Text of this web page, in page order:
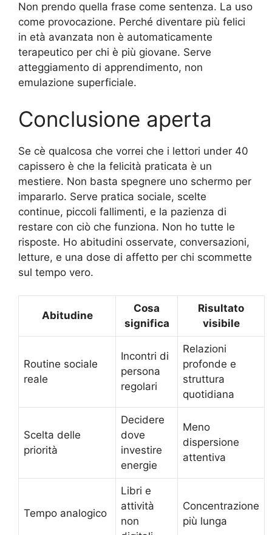
Non prendo quella frase come sentenza. La uso
come provocazione. Perché diventare più felici
in età avanzata non è automaticamente
terapeutico per chi è più giovane. Serve
atteggiamento di apprendimento, non
emulazione superficiale.
Conclusione aperta
Se cè qualcosa che vorrei che i lettori under 40
capissero è che la felicità praticata è un
mestiere. Non basta spegnere uno schermo per
impararlo. Serve pratica sociale, scelte
continue, piccoli fallimenti, e la pazienza di
restare con ciò che funziona. Non ho tutte le
risposte. Ho abitudini osservate, conversazioni,
letture, e una dose di affetto per chi scommette
sul tempo vero.
Abitudine
Cosa
significa
Risultato
visibile
Routine sociale
reale
Incontri di
persona
regolari
Relazioni
profonde e
struttura
quotidiana
Scelta delle
priorità
Decidere
dove
investire
energie
Meno
dispersione
attentiva
Tempo analogico
Libri e
attività
non
Concentrazione
più lunga